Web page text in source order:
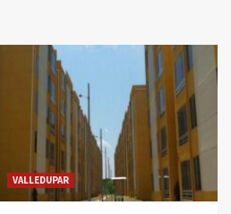
VALLEDUPAR